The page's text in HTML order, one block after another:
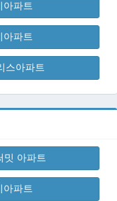
아파트
아파트
스아파트
밋 아파트
아파트